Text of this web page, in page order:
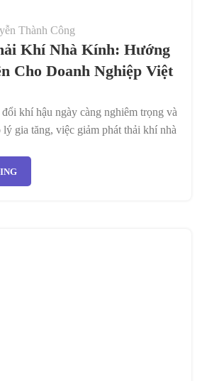
Thành Công
Khí Nhà Kính: Hướng
Cho Doanh Nghiệp Việt
khí hậu ngày càng nghiêm trọng và
gia tăng, việc giảm phát thải khí nhà